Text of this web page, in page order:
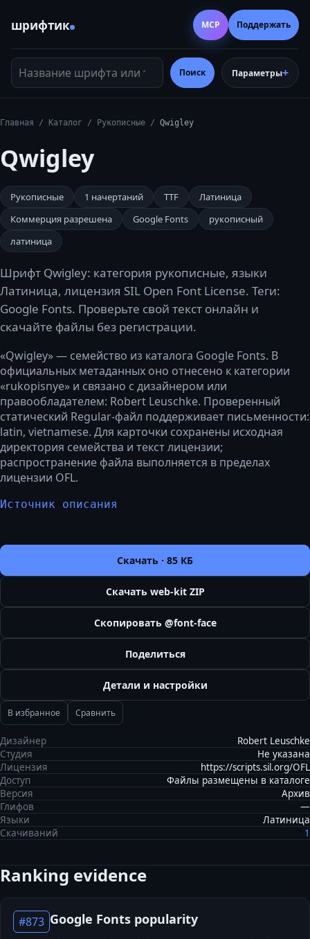
шрифтик
Название шрифта или тег
Поиск Параметры
MCP Поддержать
Главная / Каталог / Рукописные / Qwigley
Qwigley
Рукописные 1 начертаний TTF
Латиница
Коммерция разрешена
Google Fonts
рукописный
латиница
Шрифт Qwigley: категория рукописные, языки
Латиница, лицензия SIL Open Font License. Теги:
Google Fonts. Проверьте свой текст онлайн и
скачайте файлы без регистрации.
«Qwigley» — семейство из каталога Google Fonts. В
официальных метаданных оно отнесено к категории
«rukopisnye» и связано с дизайнером или
правообладателем: Robert Leuschke. Проверенный
статический Regular-файл поддерживает письменности:
latin, vietnamese. Для карточки сохранены исходная
директория семейства и текст лицензии;
распространение файла выполняется в пределах
лицензии OFL.
Источник описания
Скачать · 85 КБ
Скачать web-kit ZIP
Скопировать @font-face
Поделиться
Детали и настройки
В избранное Сравнить
Дизайнер
Robert Leuschke
Студия
Не указана
Лицензия
https://scripts.sil.org/OFL
Доступ
Файлы размещены в каталоге
Версия
Архив
Глифов
—
Языки
Латиница
Скачиваний
1
Ranking evidence
#873 Google Fonts popularity